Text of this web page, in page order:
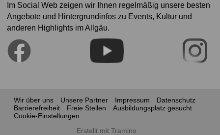
Im Social Web zeigen wir Ihnen regelmäßig unsere besten
Angebote und Hintergrundinfos zu Events, Kultur und
anderen Highlights im Allgäu.
Wir über uns Unsere Partner Impressum
Datenschutz
Barrierefreiheit
Freie Stellen
Ausbildungsplatz gesucht
Cookie-Einstellungen
Erstellt mit Tramino